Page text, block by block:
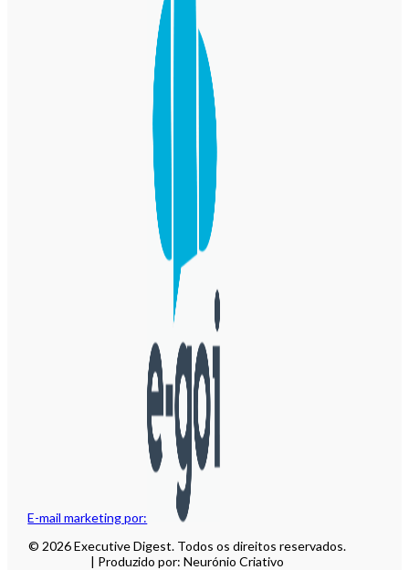
E-mail marketing por:
© 2026 Executive Digest. Todos os direitos reservados.
| Produzido por: Neurónio Criativo